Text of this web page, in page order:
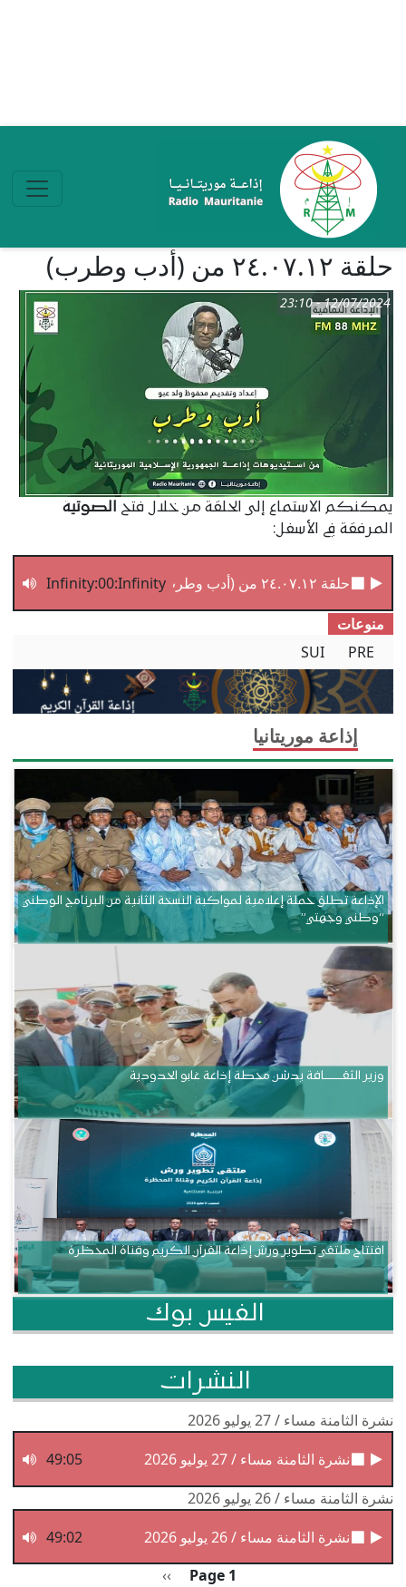
حلقة ٢٤.٠٧.١٢ من (أدب وطرب)
12/07/2024 - 23:10
يمكنكم الاستماع إلى الحلقة من خلال فتح الصوتية
المرفقة في الأسفل:
حلقة ٢٤.٠٧.١٢ من (أدب وطرب) Infinity:00:Infinity
منوعات
PRE
SUI
إذاعة موريتانيا
الإذاعة تطلق حملة إعلامية لمواكبة النسخة الثانية من البرنامج الوطني
“وطني وجهتي”
وزير الثقــــــــــافة يدشن محطة إذاعة غابو الحدودية
افتتاح ملتقى تطوير ورش إذاعة القرآن الكريم وقناة المحظرة
الفيس بوك
النشرات
نشرة الثامنة مساء / 27 يوليو 2026
نشرة الثامنة مساء / 27 يوليو 2026
49:05
نشرة الثامنة مساء / 26 يوليو 2026
نشرة الثامنة مساء / 26 يوليو 2026
49:02
Page 1 الصفحة التالية
››